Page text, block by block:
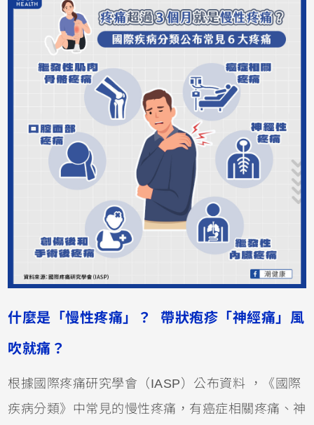
什麼是「慢性疼痛」？ 帶狀疱疹「神經痛」風
吹就痛？
根據國際疼痛研究學會（IASP）公布資料 ，《國際
疾病分類》中常見的慢性疼痛，有癌症相關疼痛、神